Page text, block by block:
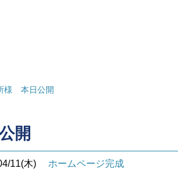
様 本日公開
開
11(木) ホームページ完成